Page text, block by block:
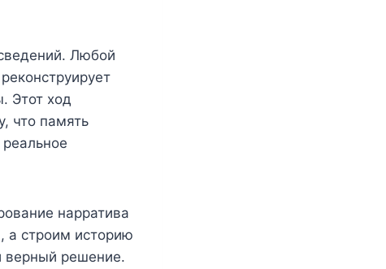
Любой
Этот ход
что память
нарратива
а строим историю
верный решение.